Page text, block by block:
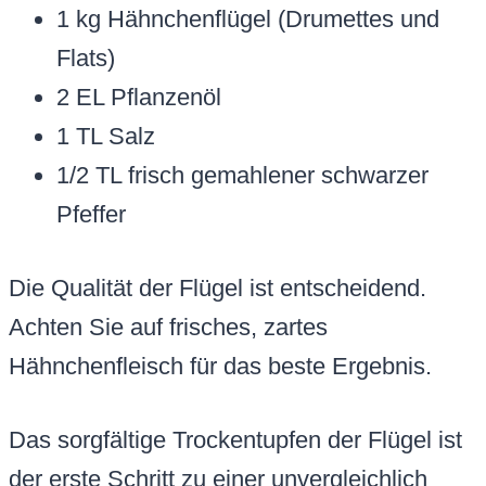
1 kg Hähnchenflügel (Drumettes und
Flats)
2 EL Pflanzenöl
1 TL Salz
1/2 TL frisch gemahlener schwarzer
Pfeffer
Die Qualität der Flügel ist entscheidend.
Achten Sie auf frisches, zartes
Hähnchenfleisch für das beste Ergebnis.
Das sorgfältige Trockentupfen der Flügel ist
der erste Schritt zu einer unvergleichlich